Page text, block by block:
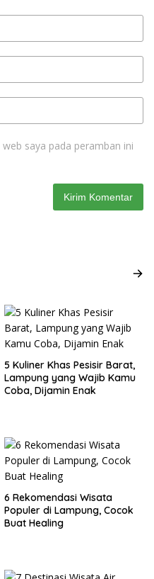
saya pada peramban ini
5 Kuliner Khas Pesisir Barat,
Lampung yang Wajib Kamu
Coba, Dijamin Enak
6 Rekomendasi Wisata
Populer di Lampung, Cocok
Buat Healing